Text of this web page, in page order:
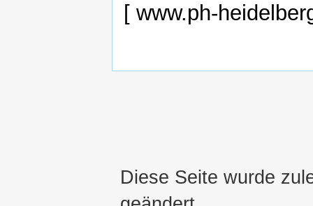
[ www.ph-
Diese Seite wurde